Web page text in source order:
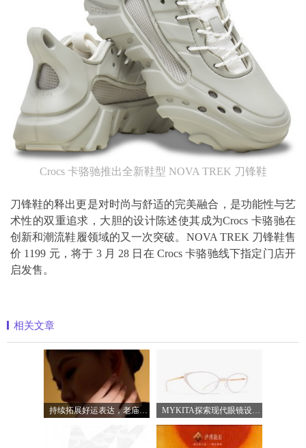
Crocs 卡骆驰推出全新鞋型 NOVA TREK 刀锋鞋
刀锋鞋的释出更是对时尚与舒适的完美融合，是功能性与艺
术性的双重追求，大胆的设计陈述使其成为Crocs 卡骆驰在
创新和潮流鞋履领域的又一次突破。NOVA TREK 刀锋鞋售
价 1199 元，将于 3 月 28 日在 Crocs 卡骆驰线下指定门店开
启发售。
相关文章
持续拓展好运表达，老庙蓄势下半年品牌